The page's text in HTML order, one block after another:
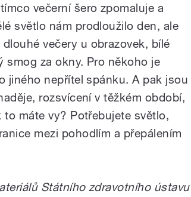
večerní šero zpomaluje a
světlo nám prodloužilo den, ale
večery u obrazovek, bílé
smog za okny. Pro někoho je
jiného nepřítel spánku. A pak jsou
rozsvícení v těžkém období,
máte vy? Potřebujete světlo,
mezi pohodlím a přepálením
Státního zdravotního ústavu